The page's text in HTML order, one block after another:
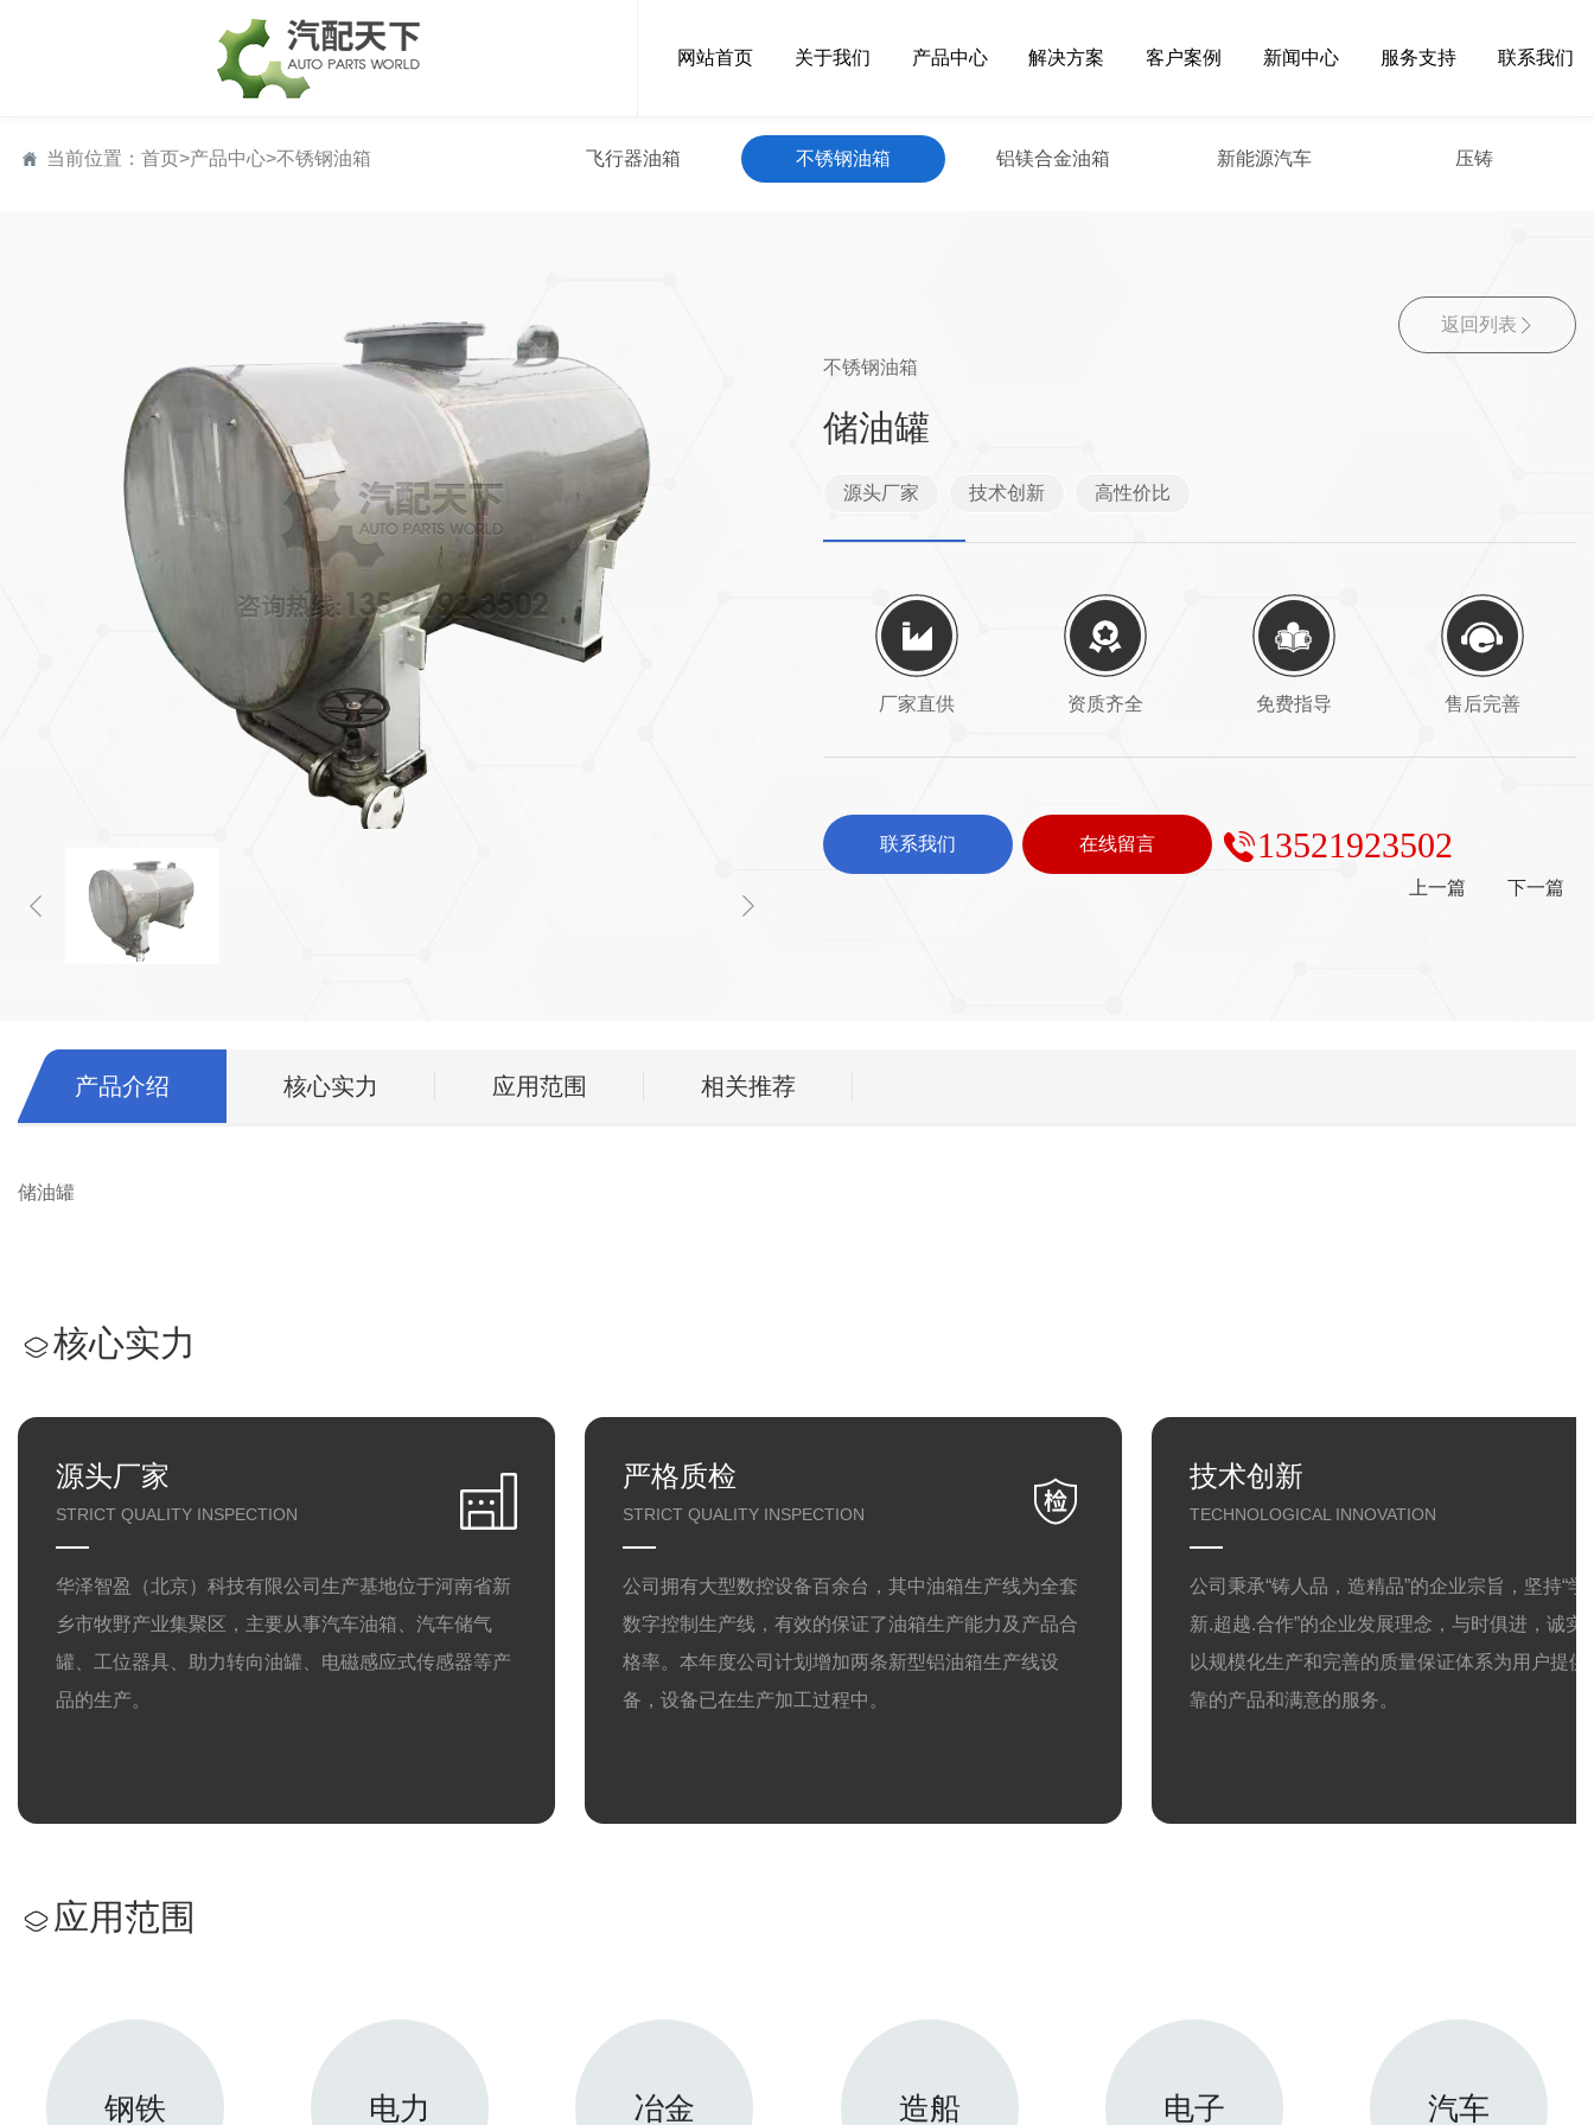
网站首页 关于我们 产品中心 解决方案 客户案例 新闻中心 服务支持 联系我们
当前位置： 首页>产品中心>不锈钢油箱 飞行器油箱 不锈钢油箱 铝镁合金油箱 新能源汽车 压铸
返回列表
不锈钢油箱
储油罐
源头厂家 技术创新 高性价比
厂家直供 资质齐全 免费指导 售后完善
联系我们 在线留言 13521923502
上一篇 下一篇
产品介绍 核心实力 应用范围 相关推荐
储油罐
核心实力
源头厂家
STRICT QUALITY INSPECTION
华泽智盈（北京）科技有限公司生产基地位于河南省新
乡市牧野产业集聚区，主要从事汽车油箱、汽车储气
罐、工位器具、助力转向油罐、电磁感应式传感器等产
品的生产。
严格质检
STRICT QUALITY INSPECTION
公司拥有大型数控设备百余台，其中油箱生产线为全套
数字控制生产线，有效的保证了油箱生产能力及产品合
格率。本年度公司计划增加两条新型铝油箱生产线设
备，设备已在生产加工过程中。
技术创新
TECHNOLOGICAL INNOVATION
公司秉承“铸人品，造精品”的企业宗旨，坚持“学
新.超越.合作”的企业发展理念，与时俱进，诚实
以规模化生产和完善的质量保证体系为用户提供
靠的产品和满意的服务。
应用范围
钢铁 电力 冶金 造船 电子 汽车